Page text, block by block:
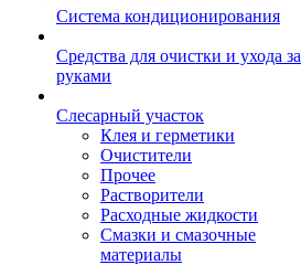
Система кондиционирования
Средства для очистки и ухода за
руками
Слесарный участок
Клея и герметики
Очистители
Прочее
Растворители
Расходные жидкости
Смазки и смазочные
материалы